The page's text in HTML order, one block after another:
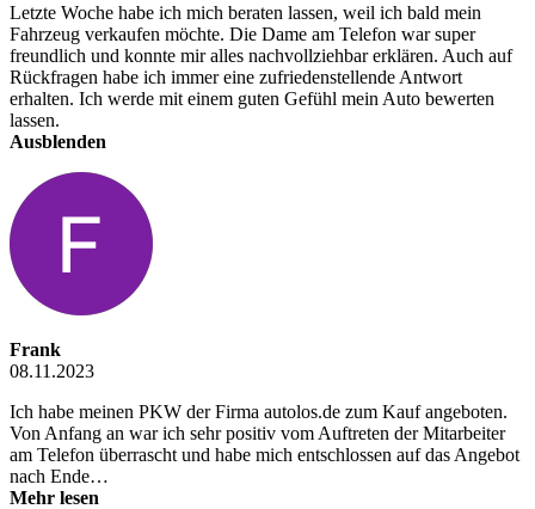
Letzte Woche habe ich mich beraten lassen, weil ich bald mein
Fahrzeug verkaufen möchte. Die Dame am Telefon war super
freundlich und konnte mir alles nachvollziehbar erklären. Auch auf
Rückfragen habe ich immer eine zufriedenstellende Antwort
erhalten. Ich werde mit einem guten Gefühl mein Auto bewerten
lassen.
Ausblenden
Frank
08.11.2023
Ich habe meinen PKW der Firma autolos.de zum Kauf angeboten.
Von Anfang an war ich sehr positiv vom Auftreten der Mitarbeiter
am Telefon überrascht und habe mich entschlossen auf das Angebot
nach Ende…
Mehr lesen